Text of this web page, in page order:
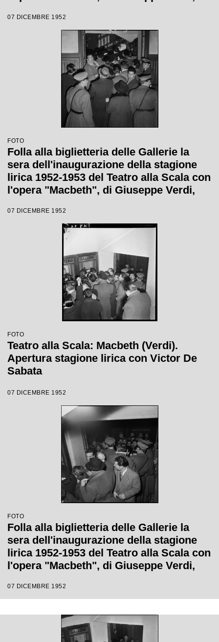
di Carl Ebert
07 DICEMBRE 1952
FOTO
Folla alla biglietteria delle Gallerie la
sera dell'inaugurazione della stagione
lirica 1952-1953 del Teatro alla Scala con
l'opera "Macbeth", di Giuseppe Verdi,
di Carl Ebert
07 DICEMBRE 1952
FOTO
Teatro alla Scala: Macbeth (Verdi).
Apertura stagione lirica con Victor De
Sabata
07 DICEMBRE 1952
FOTO
Folla alla biglietteria delle Gallerie la
sera dell'inaugurazione della stagione
lirica 1952-1953 del Teatro alla Scala con
l'opera "Macbeth", di Giuseppe Verdi,
di Carl Ebert
07 DICEMBRE 1952